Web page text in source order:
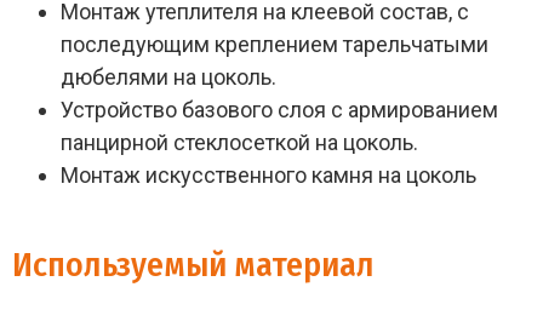
Монтаж утеплителя на клеевой состав, с
последующим креплением тарельчатыми
дюбелями на цоколь.
Устройство базового слоя с армированием
панцирной стеклосеткой на цоколь.
Монтаж искусственного камня на цоколь
Используемый материал